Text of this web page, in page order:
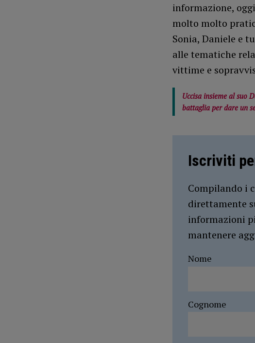
informazione,
molto molto
Sonia, Daniele e
alle tematiche
vittime e
Uccisa insieme al suo
battaglia per dare un
Iscriviti
Compilando i
direttamente
informazioni
mantenere
Nome
Cognome